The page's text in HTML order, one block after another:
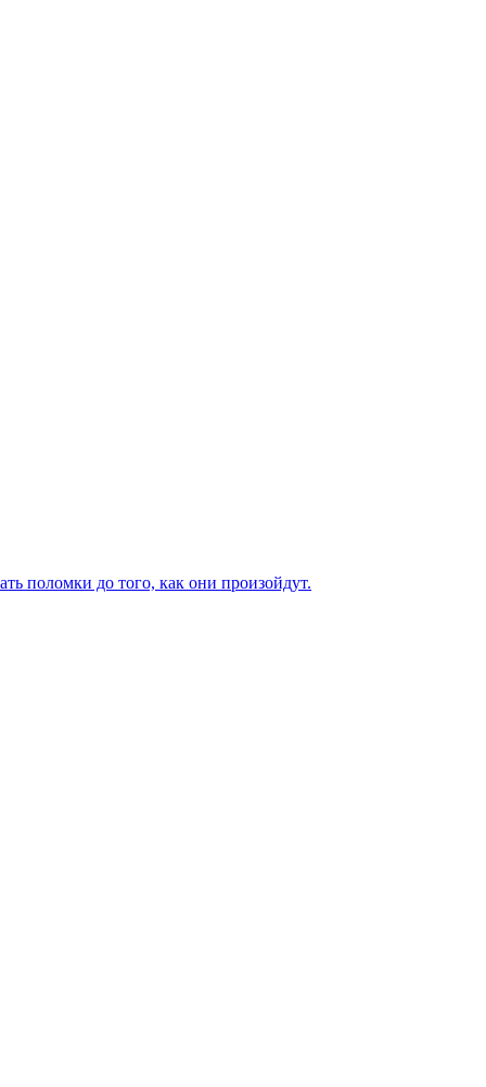
поломки до того, как они произойдут.